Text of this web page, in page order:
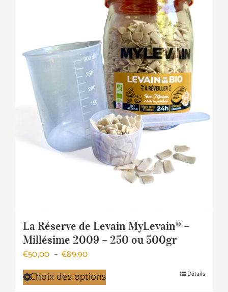
La Réserve de Levain MyLevain® –
Millésime 2009 – 250 ou 500gr
€50,00 – €89,90Plage
de
prix :
Choix des optionsCe
Détails